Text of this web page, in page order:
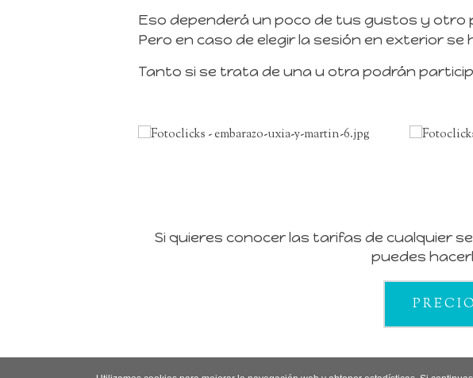
Eso dependerá un poco de tus gustos y otro
Pero en caso de elegir la sesión en exterior
Tanto si se trata de una u otra podrán
Si quieres conocer las tarifas de cualquier
puedes